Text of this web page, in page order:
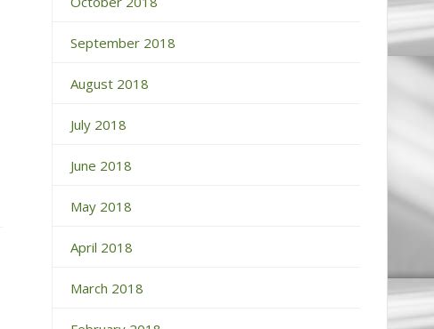
September 2018
August 2018
July 2018
June 2018
May 2018
April 2018
March 2018